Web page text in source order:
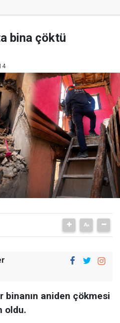
bina çöktü
binanın aniden çökmesi
oldu.